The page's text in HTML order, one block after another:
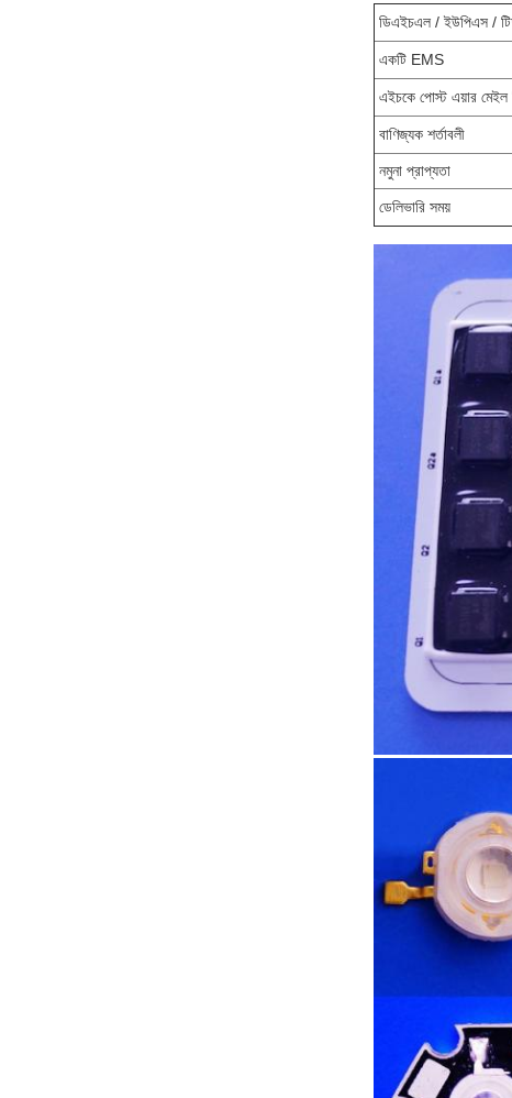
ডিএইচএল / ইউপিএস /
একটি EMS
এইচকে পোস্ট এয়ার মেইল
বাণিজ্যক শর্তাবলী
নমুনা প্রাপ্যতা
ডেলিভারি সময়